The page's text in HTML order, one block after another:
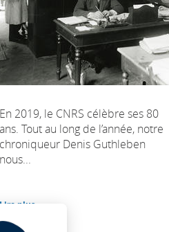
En 2019, le CNRS célèbre ses 80
ans. Tout au long de l’année, notre
chroniqueur Denis Guthleben
nous...
Lire plus